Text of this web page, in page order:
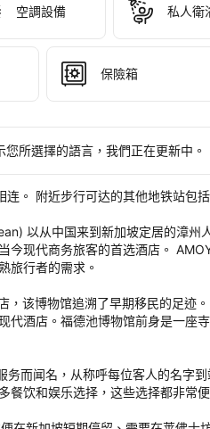
AMOY
Far
East
Hospitality
後
評
定。
空調設備 私人衛
保險箱
所選擇的語言，我們正在更新中。
。 附近步行可达的其他地铁站包
以从中国来到新加坡定居的漳州
今现代商务旅客的首选酒店。
旅行者的需求。
，该博物馆追溯了早期移民的足迹
代酒店。福德池博物馆前身是一座
而闻名，从称呼每位客人的名字
餐饮和娱乐选择，这些选择都非常便